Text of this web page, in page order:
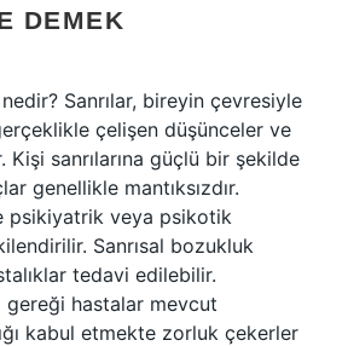
DEMEK
Sanrılar, bireyin çevresiyle
çelişen düşünceler ve
Kişi sanrılarına güçlü bir şekilde
genellikle mantıksızdır.
psikiyatrik veya psikotik
Sanrısal bozukluk
tedavi edilebilir.
gereği hastalar mevcut
kabul etmekte zorluk çekerler